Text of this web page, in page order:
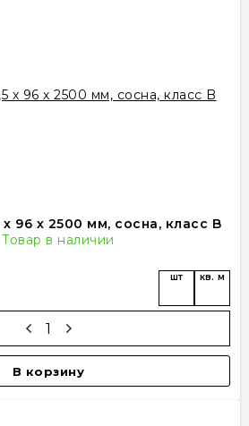
х 96 х 2500 мм, сосна, класс B
Товар в наличии
шт кв. м
В корзину